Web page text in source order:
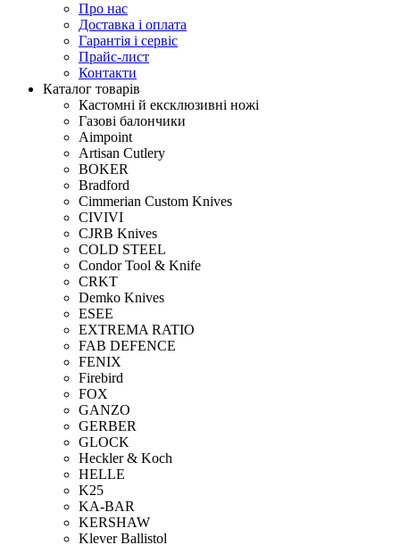
Про нас
Доставка і оплата
Гарантія і сервіс
Прайс-лист
Контакти
Каталог товарів
Кастомні й ексклюзивні ножі
Газові балончики
Aimpoint
Artisan Cutlery
BOKER
Bradford
Cimmerian Custom Knives
CIVIVI
CJRB Knives
COLD STEEL
Condor Tool & Knife
CRKT
Demko Knives
ESEE
EXTREMA RATIO
FAB DEFENCE
FENIX
Firebird
FOX
GANZO
GERBER
GLOCK
Heckler & Koch
HELLE
K25
KA-BAR
KERSHAW
Klever Ballistol